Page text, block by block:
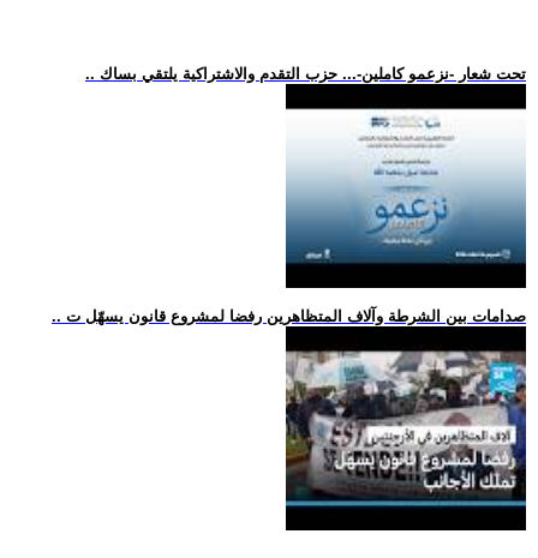
.. تحت شعار -نزعمو كاملين-... حزب التقدم والاشتراكية يلتقي بساك
.. صدامات بين الشرطة وآلاف المتظاهرين رفضا لمشروع قانون يسهّل ت